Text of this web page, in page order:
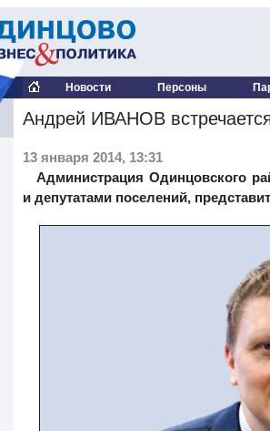
Новости Персоны
Андрей ИВАНОВ
13 января 2014, 13:31
Администрация Одинцовского
и депутатами поселений,